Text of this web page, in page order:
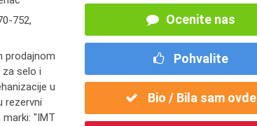
752,
prodajnom
selo i
u
rezervni
"IMT
Ocenite nas
Pohvalite
Bio / Bila sam ovde